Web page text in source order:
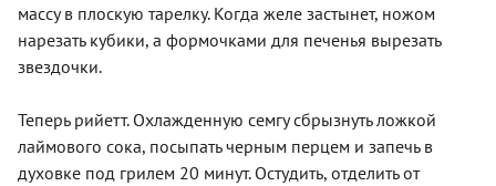
массу в плоскую тарелку. Когда желе застынет, ножом
нарезать кубики, а формочками для печенья вырезать
звездочки.
Теперь рийетт. Охлажденную семгу сбрызнуть ложкой
лаймового сока, посыпать черным перцем и запечь в
духовке под грилем 20 минут. Остудить, отделить от